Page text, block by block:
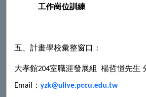
工作崗位訓練
五、計畫學校彙整窗口：
大孝館204室職涯發展組楊哲愷先生
Email ：yzk@ulive.pccu.edu.tw